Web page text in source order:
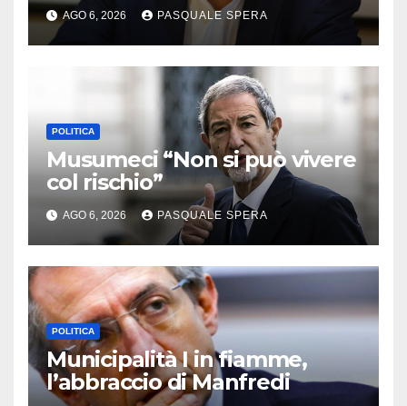
AGO 6, 2026 PASQUALE SPERA
POLITICA
Musumeci “Non si può vivere
col rischio”
AGO 6, 2026 PASQUALE SPERA
POLITICA
Municipalità I in fiamme,
l’abbraccio di Manfredi